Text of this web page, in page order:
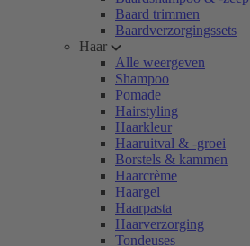
Baard trimmen
Baardverzorgingssets
Haar
Alle weergeven
Shampoo
Pomade
Hairstyling
Haarkleur
Haaruitval & -groei
Borstels & kammen
Haarcrème
Haargel
Haarpasta
Haarverzorging
Tondeuses